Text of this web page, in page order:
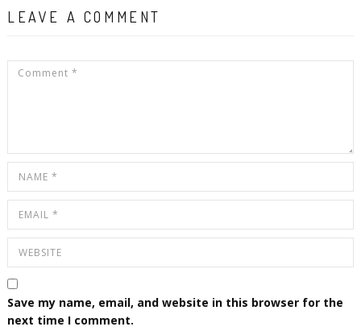
LEAVE A COMMENT
Save my name, email, and website in this browser for the
next time I comment.